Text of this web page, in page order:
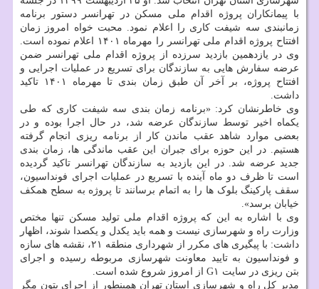
با پیمانکاران پروژه اقدام ملی مسکن در تهرانسر دستور برنامه
زمانبندی سه شیفت کاری را اعلام نمود. محبت خواه امروز زمان
افتتاح پروژه اقدام ملی تهرانسر را مهرماه ۱۴۰۱ اعلام نموده است.
وی در یازدهمین بازدید سرزده از پروژه اقدام ملی تهرانسر ضمن
عرضه سفارش هایی به سازندگان برای تسریع در عملیات اجرایی و
افتتاح پروژه، بر آخر آن طبق زمان بندی تا مهرماه ۱۴۰۱ تاکید
داشت.
وی خاطرنشان کرد: «برنامه زمان بندی سه شیفت کاری که طی
یکماه اخیر توسط سازندگان عرضه شد، در حال اجرا بوده و در
بعضی موارد شاهد عقب ماندن کار از برنامه ریزی انجام گرفته
هستیم. در این حوزه برای جبران این عقب ماندگی ها، زمان بندی
جدید عرضه شد. در این بازدید به سازندگان تهرانسر تاکید گردیده
است تا ظرف دو ماه آینده با تسریع در عملیات اجرای فونداسیون،
سقف پارکینگ بلوک ها را به اتمام برسانند تا پروژه به سطح همکف
خیابان برسد».
وی با اشاره به این که پروژه اقدام ملی تولید مسکن تنها مختص
وزارت راه و شهرسازی نیست و همه باید یکدل و یکصدا شوند، اظهار
داشت: با پیگیری های مکرر از شهرداری منطقه ۲۱، نقشه های سازه
و فونداسیون به تایید معاونت شهرسازی مربوطه رسیده و اجرای
بتن ریزی در سایت G۱ از امروز شروع شده است.
مدیر کل راه و شهرسازی استان تهران همینطور از اجرای بتون مگر